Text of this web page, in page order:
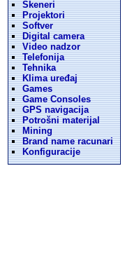
Skeneri
Projektori
Softver
Digital camera
Video nadzor
Telefonija
Tehnika
Klima uređaj
Games
Game Consoles
GPS navigacija
Potrošni materijal
Mining
Brand name racunari
Konfiguracije